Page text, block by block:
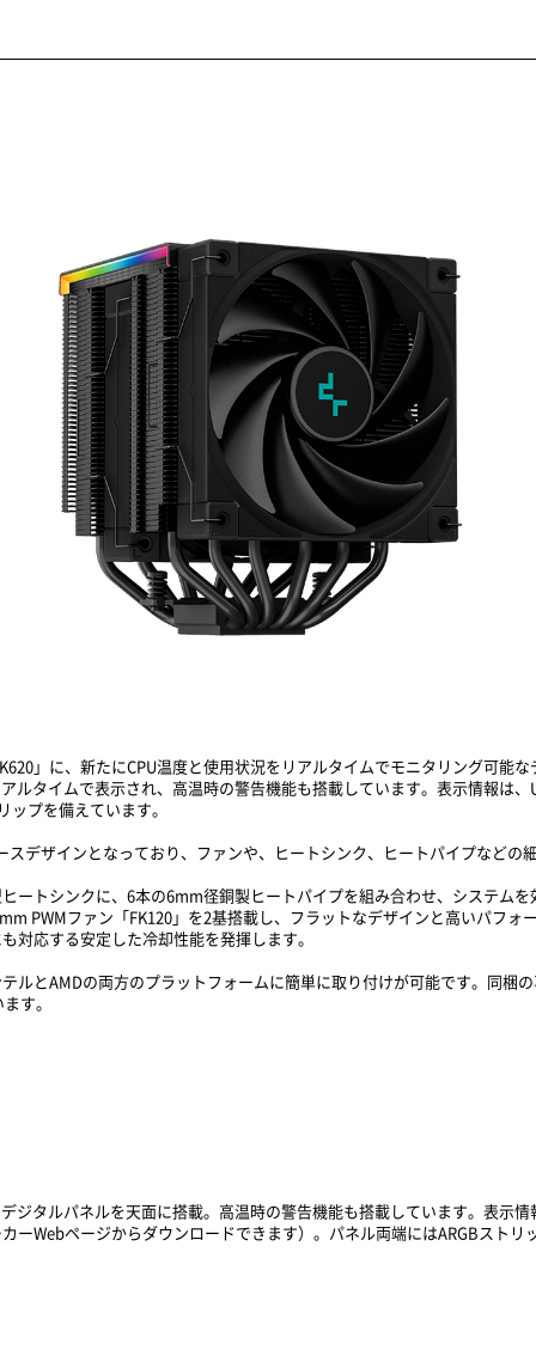
」に、新たにCPU温度と使用状況をリアルタイムでモニタリング可能
ルタイムで表示され、高温時の警告機能も搭載しています。表示情報は
ップを備えています。
スデザインとなっており、ファンや、ヒートシンク、ヒートパイプなどの
ートシンクに、6本の6mm径銅製ヒートパイプを組み合わせ、システムを
PWMファン「FK120」を2基搭載し、フラットなデザインと高いパフォ
対応する安定した冷却性能を発揮します。
ルとAMDの両方のプラットフォームに簡単に取り付けが可能です。同梱
す。
ジタルパネルを天面に搭載。高温時の警告機能も搭載しています。表示
ーWebページからダウンロードできます）。パネル両端にはARGBストリ